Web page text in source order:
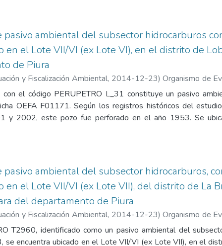
F2) que supera los estándares de calidad ambiental
realizado entre los años 2001 y 2002 lo clasificó como un
2A, lo que indica que requería rehabilitación o un
correctamente. Se ha determinado un nivel de riesgo
del ambiente. Contiene los siguientes anexos: 1.
ambiental en el subsector hidrocarburos (OEFA), 3. Mapa
5. Informe de ensayo de laboratorio, 6. Reporte de
información de pozo (Fuente: Estudio PERUPETRO), 8.
pasivo ambiental del subsector hidrocarburos
en el Lote VII/VI (ex Lote VI), en el distrito de
de Piura
y Fiscalización Ambiental, 2014-12-23)Organismo de
de la Calidad Ambiental. Unidad de Identificación de
Raphael;Guillén Pantigozo, Carlos Allen
el código PERUPETRO L_31 constituye un pasivo
OEFA F01171. Según los registros históricos del
y 2002, este pozo fue perforado en el año 1953. Se
distrito de Lobitos, provincia de Talara, departamento de
la superficie y la falta de una varilla de acero reglamentaria
impregnado con hidrocarburos en las fracciones F2
no superan los Estándares de Calidad
anexos: 1. Registro fotográfico, 2. Ficha para la
(OEFA), 3. Mapa de ubicación geográfica, 4. Reporte de
6. Ficha de información de pozo (fuente: Estudio
OSINERGMIN.
pasivo ambiental del subsector hidrocarburos,
en el Lote VII/VI (ex Lote VII), del distrito de La
del departamento de Piura
y Fiscalización Ambiental, 2014-12-23)Organismo de
de la Calidad Ambiental. Unidad de Identificación de
Schwartz, Guillermo Filer;Guillén Pantigozo, Carlos Allen
T2960, identificado como un pasivo ambiental del
se encuentra ubicado en el Lote VII/VI (ex Lote VII), en el